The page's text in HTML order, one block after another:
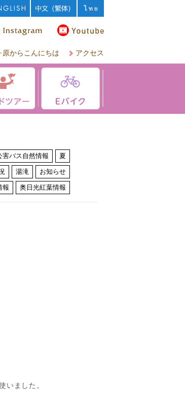
原からこんにちは アクセス
害バス自然情報 夏
湯滝 お知らせ
報 奥日光紅葉情報
いました。